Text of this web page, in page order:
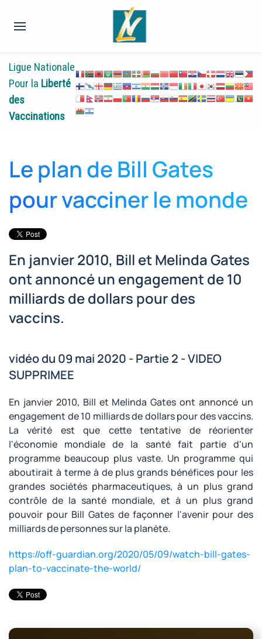
Ligue Nationale
Pour la Liberté
des
Vaccinations
Le plan de Bill Gates
pour vacciner le monde
En janvier 2010, Bill et Melinda Gates
ont annoncé un engagement de 10
milliards de dollars pour des
vaccins.
vidéo du 09 mai 2020 - Partie 2 - VIDEO
SUPPRIMEE
En janvier 2010, Bill et Melinda Gates ont annoncé un
engagement de 10 milliards de dollars pour des vaccins.
La vérité est que cette tentative de réorienter
l'économie mondiale de la santé fait partie d'un
programme beaucoup plus vaste. Un programme qui
aboutirait à terme à de plus grands bénéfices pour les
grandes sociétés pharmaceutiques, à un plus grand
contrôle de la santé mondiale, et à un plus grand
pouvoir pour Bill Gates de façonner l'avenir pour des
milliards de personnes sur la planète.
https://off-guardian.org/2020/05/09/watch-bill-gates-
plan-to-vaccinate-the-world/